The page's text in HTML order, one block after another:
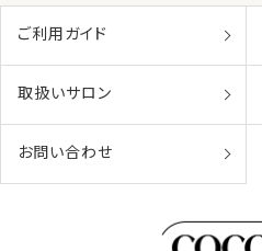
ご利用ガイド
取扱いサロン
お問い合わせ